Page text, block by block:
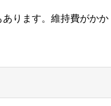
ります。維持費がかか